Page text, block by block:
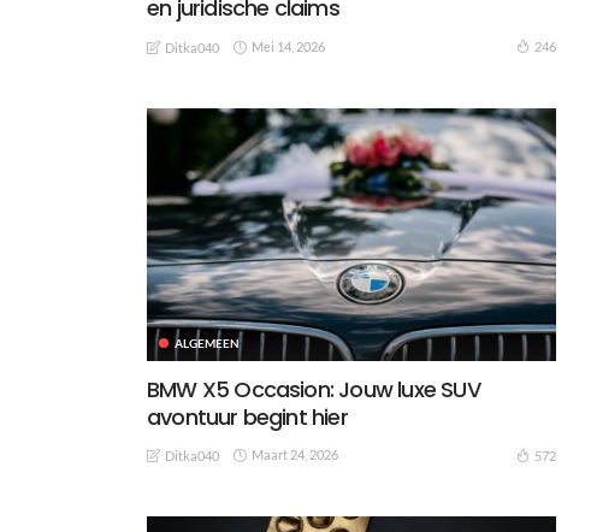
en juridische claims
Ditka040 Mei 14, 2026 246
ALGEMEEN
BMW X5 Occasion: Jouw luxe SUV
avontuur begint hier
Ditka040 Maart 24, 2026 572